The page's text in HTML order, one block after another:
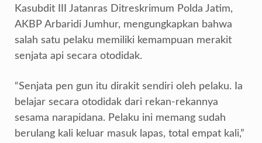
Kasubdit III Jatanras Ditreskrimum Polda Jatim,
AKBP Arbaridi Jumhur, mengungkapkan bahwa
salah satu pelaku memiliki kemampuan merakit
senjata api secara otodidak.
“Senjata pen gun itu dirakit sendiri oleh pelaku. Ia
belajar secara otodidak dari rekan-rekannya
sesama narapidana. Pelaku ini memang sudah
berulang kali keluar masuk lapas, total empat kali,”